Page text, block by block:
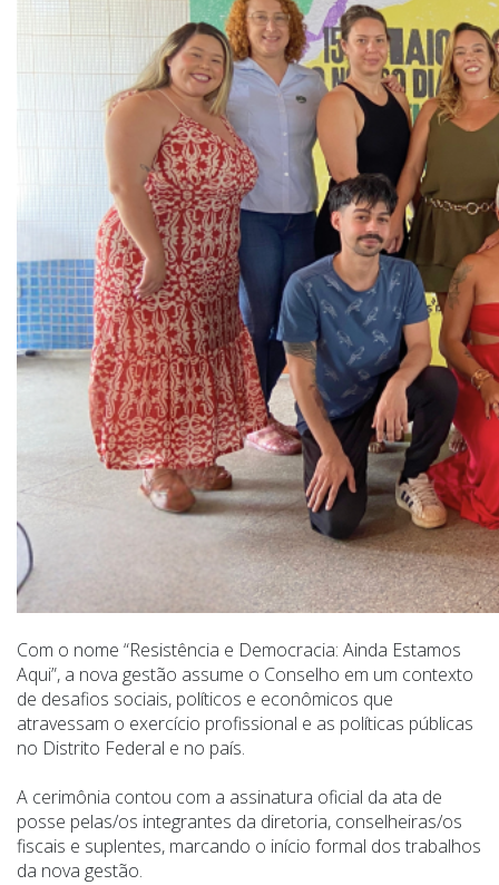
Com o nome “Resistência e Democracia: Ainda Estamos
Aqui”, a nova gestão assume o Conselho em um contexto
de desafios sociais, políticos e econômicos que
atravessam o exercício profissional e as políticas públicas
no Distrito Federal e no país.
A cerimônia contou com a assinatura oficial da ata de
posse pelas/os integrantes da diretoria, conselheiras/os
fiscais e suplentes, marcando o início formal dos trabalhos
da nova gestão.